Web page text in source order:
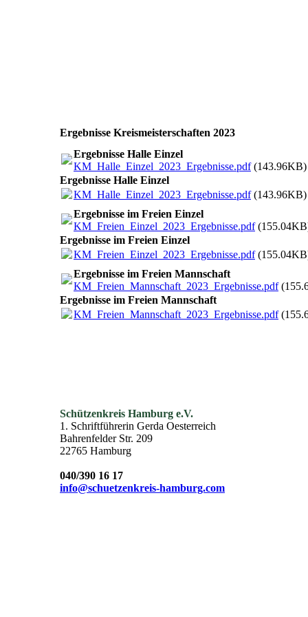
Ergebnisse Kreismeisterschaften 2023
Ergebnisse Halle Einzel
KM_Halle_Einzel_2023_Ergebnisse.pdf(143.96KB)
Ergebnisse Halle Einzel
KM_Halle_Einzel_2023_Ergebnisse.pdf(143.96KB)
Ergebnisse im Freien Einzel
KM_Freien_Einzel_2023_Ergebnisse.pdf
Ergebnisse im Freien Einzel
KM_Freien_Einzel_2023_Ergebnisse.pdf
Ergebnisse im Freien Mannschaft
KM_Freien_Mannschaft_2023_Ergebnisse.pdf
Ergebnisse im Freien Mannschaft
KM_Freien_Mannschaft_2023_Ergebnisse.pdf
Schützenkreis Hamburg e.V.
1. Schriftführerin Gerda Oesterreich
Bahrenfelder Str. 209
22765 Hamburg
040/390 16 17
info@schuetzenkreis-hamburg.com